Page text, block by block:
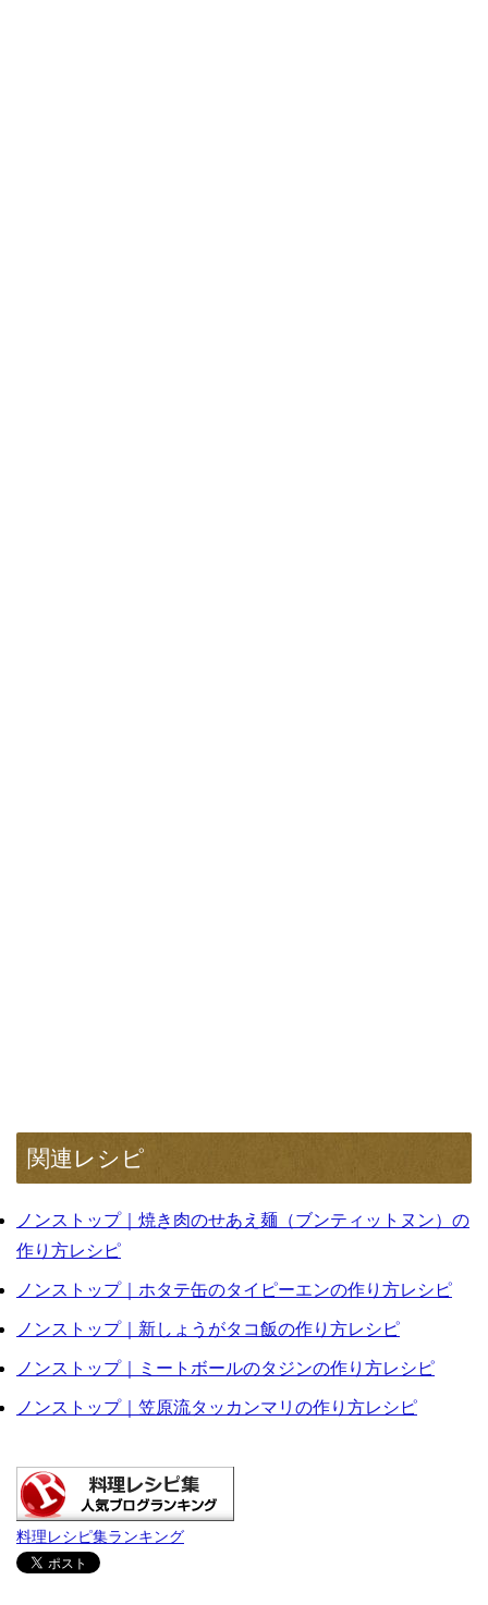
関連レシピ
ノンストップ｜焼き肉のせあえ麺（ブンティットヌン）の
作り方レシピ
ノンストップ｜ホタテ缶のタイピーエンの作り方レシピ
ノンストップ｜新しょうがタコ飯の作り方レシピ
ノンストップ｜ミートボールのタジンの作り方レシピ
ノンストップ｜笠原流タッカンマリの作り方レシピ
料理レシピ集ランキング